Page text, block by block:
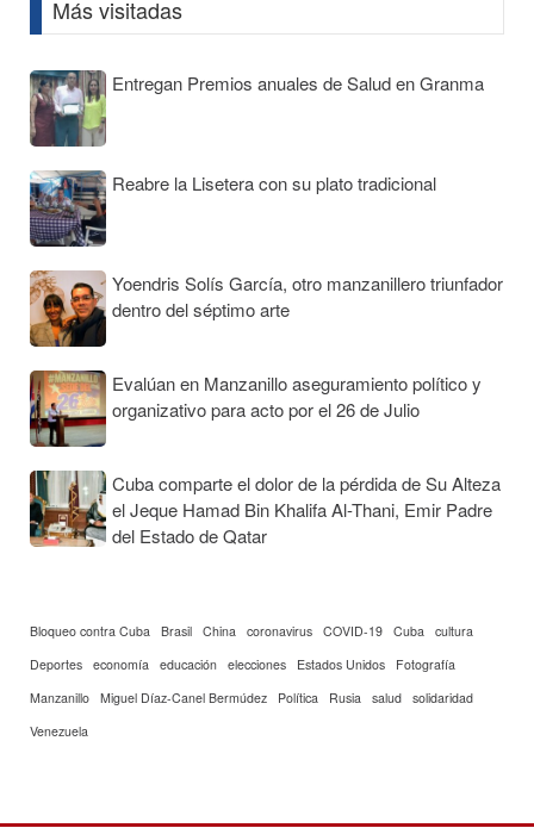
Más visitadas
Entregan Premios anuales de Salud en Granma
Reabre la Lisetera con su plato tradicional
Yoendris Solís García, otro manzanillero triunfador
dentro del séptimo arte
Evalúan en Manzanillo aseguramiento político y
organizativo para acto por el 26 de Julio
Cuba comparte el dolor de la pérdida de Su Alteza
el Jeque Hamad Bin Khalifa Al-Thani, Emir Padre
del Estado de Qatar
Bloqueo contra Cuba Brasil China coronavirus COVID-19 Cuba
cultura
Deportes economía educación elecciones Estados Unidos
Fotografía
Manzanillo Miguel Díaz-Canel Bermúdez Política Rusia salud solidaridad
Venezuela